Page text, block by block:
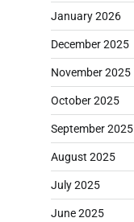
January 2026
December 2025
November 2025
October 2025
September 2025
August 2025
July 2025
June 2025